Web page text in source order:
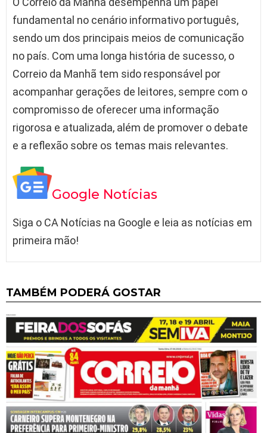
fundamental no cenário informativo português,
sendo um dos principais meios de comunicação
no país. Com uma longa história de sucesso, o
Correio da Manhã tem sido responsável por
acompanhar gerações de leitores, sempre com o
compromisso de oferecer uma informação
rigorosa e atualizada, além de promover o debate
e a reflexão sobre os temas mais relevantes.
Google Notícias
Siga o CA Notícias na Google e leia as notícias em
primeira mão!
TAMBÉM PODERÁ GOSTAR